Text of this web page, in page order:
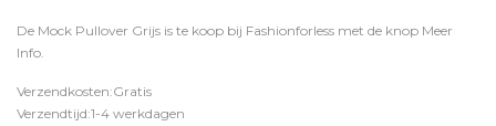
De Mock Pullover Grijs is te koop bij Fashionforless met de knop Meer
Info.
Verzendkosten:Gratis
Verzendtijd:1-4 werkdagen